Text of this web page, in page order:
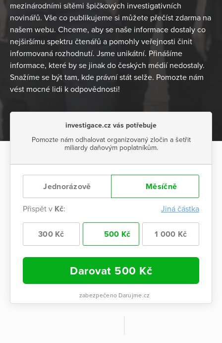
mezinárodními sítěmi špičkových investigativních
novinářů. Vše co publikujeme si můžete přečíst zdarma na
našem webu. Chceme, aby se naše informace dostaly co
nejširšímu spektru čtenářů a pomohly veřejnosti činit
informovaná rozhodnutí. Jsme unikátní. Přinášíme
informace, které by se jinak do českých médií nedostaly.
Snažíme se být tam, kde právní stát selže. Pomozte nám
vést mocné lidi k odpovědnosti!
investigace.cz vás potřebuje
Pomozte nám odhalovat organizovaný zločin a šetřit
miliardy daňovým poplatníkům.
Jednorázově Měsíčně
Přispět v Kč: Jiná částka
300 Kč 500 Kč 1 000 Kč
Darovat 500 Kč
zabezpečeno Darujme.cz